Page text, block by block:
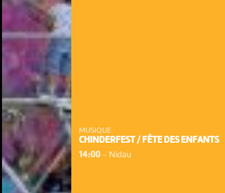
MUSIQUE
CHINDERFEST / FÊTE DES ENFANTS
14:00- Nidau